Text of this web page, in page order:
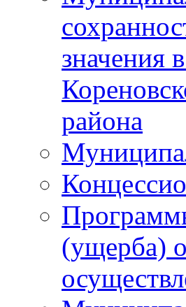
значения
района
(ущерба)